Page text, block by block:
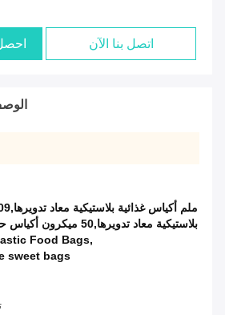
اتصل بنا الآن
بلاستيكية معاد تدويرها,50 ميكرون أكياس حلوى قابلة لإعادة التدوير
Food Bags,
sweet bags